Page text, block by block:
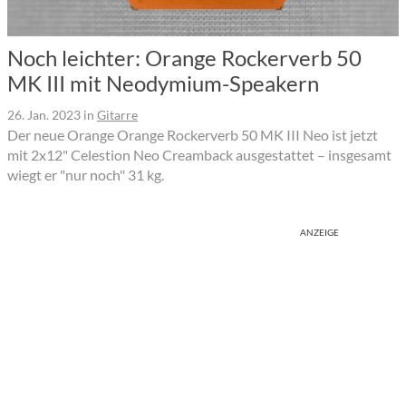
Noch leichter: Orange Rockerverb 50
MK III mit Neodymium-Speakern
26. Jan. 2023 in Gitarre
Der neue Orange Orange Rockerverb 50 MK III Neo ist jetzt
mit 2x12" Celestion Neo Creamback ausgestattet – insgesamt
wiegt er "nur noch" 31 kg.
ANZEIGE